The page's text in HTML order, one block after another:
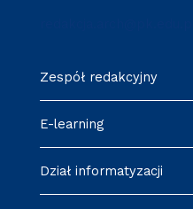
Zespół redakcyjny
E-learning
Dział informatyzacji